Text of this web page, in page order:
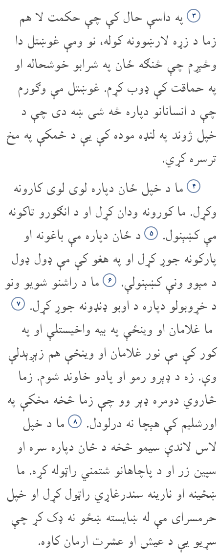
۳ په داسې حال کې چې حکمت لا هم
زما د زړه لارښوونه کوله، نو ومې غوښتل دا
وڅېړم چې څنګه ځان په شرابو خوشحاله او
په حماقت کې ډوب کړم. غوښتل مې وګورم
چې د انسانانو دپاره څه شی ښه دی چې د
خپل ژوند په لنډه موده کې یې د ځمکې په مخ
تر‌سره کړي.
۴ ما د خپل ځان دپاره لوی لوی کارونه
وکړل. ما کورونه ودان کړل او د انګورو تاکونه
مې کښېنول.
۵ د ځان دپاره مې باغونه او
پارکونه جوړ کړل او په هغو کې مې ډول ډول
د مېوو ونې کښېنولې.
۶ ما د راشنو شویو ونو
د خړوبولو دپاره د اوبو ډنډونه جوړ کړل.
۷
ما غلامان او وینځې په بیه واخیستلې او په
کور کې مې نور غلامان او وینځې هم زېږېدلې
وې. زه د ډېرو رمو او پادو خاوند شوم. زما
څاروي دومره ډېر وو چې زما څخه مخکې په
اورشلیم کې هېچا نه درلودل.
۸ ما د خپل
لاس لاندې سیمو څخه د ځان دپاره سره او
سپین زر او د پاچاهانو شتمني راټوله کړه. ما
ښځینه او نارینه سندرغاړي راټول کړل او خپل
حرمسرای مې له ښایسته ښځو نه ډک کړ چې
سړیو یې د عیش او عشرت ارمان کاوه.